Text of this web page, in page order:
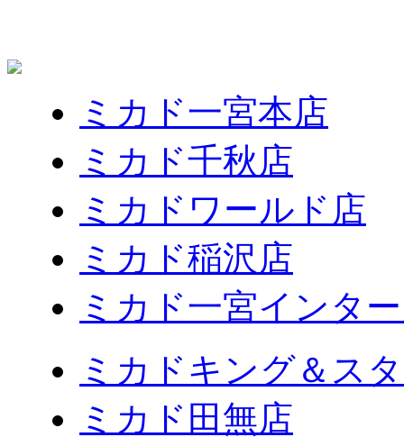
ミカド一宮本店
ミカド千秋店
ミカドワールド店
ミカド稲沢店
ミカド一宮インタ
ミカドキング＆ス
ミカド田無店